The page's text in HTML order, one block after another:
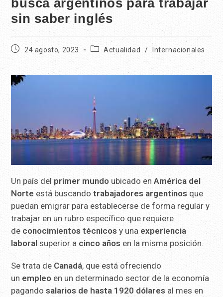
busca argentinos para trabajar
sin saber inglés
24 agosto, 2023 Actualidad / Internacionales
Un país del primer mundo ubicado enAmérica del
Norte está buscandotrabajadores argentinos que
puedan emigrar para establecerse de forma regular y
trabajar en un rubro específico que requiere
de conocimientos técnicos y una experiencia
laboralsuperior a cinco años en la misma posición.
Se trata de Canadá, que está ofreciendo
un empleo en un determinado sector de la economía
pagandosalarios de hasta 1920 dólares al mes en